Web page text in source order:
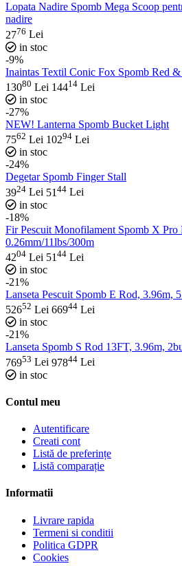
Lopata Nadire Spomb Mega Scoop
nadire
2776 Lei
in stoc
-9%
Inaintas Textil Conic Fox Spomb Red
13080 Lei 14414 Lei
in stoc
-27%
NEW! Lanterna Spomb Bucket Light
7562 Lei 10294 Lei
in stoc
-24%
Degetar Spomb Finger Stall
3924 Lei 51 44 Lei
in stoc
-18%
Fir Pescuit Monofilament Spomb X Pro
0.26mm/11lbs/300m
4204 Lei 51 44 Lei
in stoc
-21%
Lanseta Pescuit Spomb E Rod, 3.96m,
52652 Lei 66944 Lei
in stoc
-21%
Lanseta Spomb S Rod 13FT, 3.96m,
76953 Lei 97844 Lei
in stoc
Contul meu
Autentificare
Creati cont
Listă de preferințe
Listă comparație
Informatii
Livrare rapida
Termeni si conditii
Politica GDPR
Cookies